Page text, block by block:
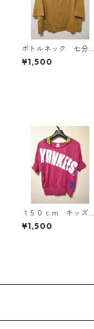
ボトルネック 七分袖
カットソー ４Ｌ マ
スタード KAE-4818
¥1,500
１５０ｃｍ キッズ
重ね着風ドルマントッ
プス マゼンタ KAE
¥1,500